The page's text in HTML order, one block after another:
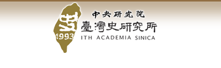
到
中
央
研